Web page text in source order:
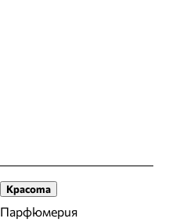
Красота
Парфюмерия